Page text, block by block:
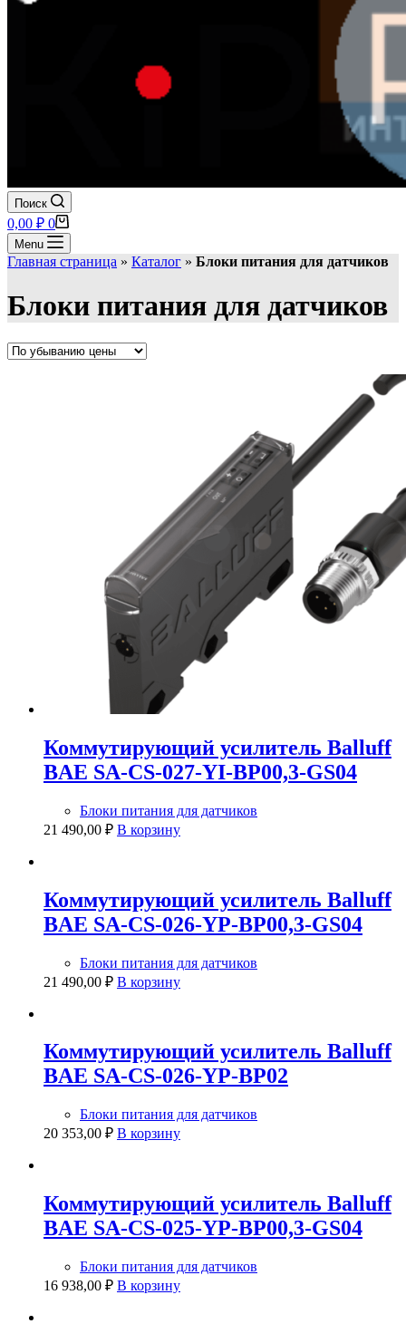
Поиск
Корзина
0,00 ₽ 0
Menu
Главная страница » Каталог » Блоки питания для датчиков
Блоки питания для датчиков
Коммутирующий усилитель Balluff
BAE SA-CS-027-YI-BP00,3-GS04
Блоки питания для датчиков
21 490,00 ₽ В корзину
Коммутирующий усилитель Balluff
BAE SA-CS-026-YP-BP00,3-GS04
Блоки питания для датчиков
21 490,00 ₽ В корзину
Коммутирующий усилитель Balluff
BAE SA-CS-026-YP-BP02
Блоки питания для датчиков
20 353,00 ₽ В корзину
Коммутирующий усилитель Balluff
BAE SA-CS-025-YP-BP00,3-GS04
Блоки питания для датчиков
16 938,00 ₽ В корзину